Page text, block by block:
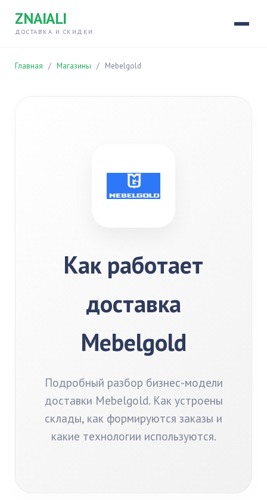
ZNAIALI
ДОСТАВКА И СКИДКИ
Главная / Магазины / Mebelgold
Как работает
доставка
Mebelgold
Подробный разбор бизнес-модели
доставки Mebelgold. Как устроены
склады, как формируются заказы и
какие технологии используются.